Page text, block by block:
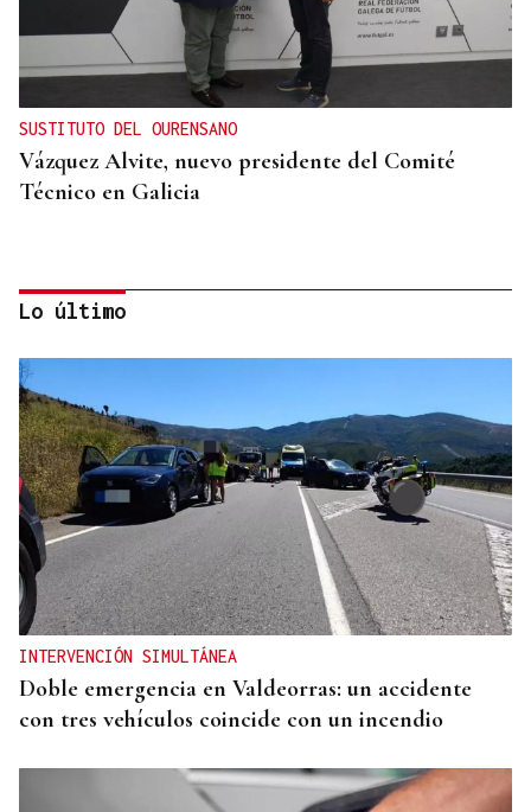
SUSTITUTO DEL OURENSANO
Vázquez Alvite, nuevo presidente del Comité
Técnico en Galicia
DALLAS MAVERICKS
Santi Aldama, jugador de la NBA, visita Ourense
Lo último
INTERVENCIÓN SIMULTÁNEA
Doble emergencia en Valdeorras: un accidente
con tres vehículos coincide con un incendio